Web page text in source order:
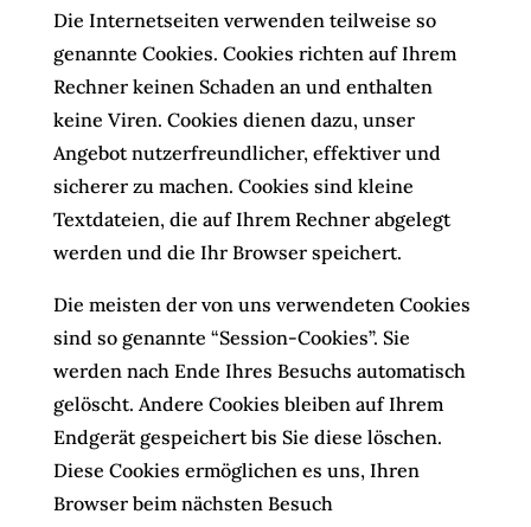
Die Internetseiten verwenden teilweise so
genannte Cookies. Cookies richten auf Ihrem
Rechner keinen Schaden an und enthalten
keine Viren. Cookies dienen dazu, unser
Angebot nutzerfreundlicher, effektiver und
sicherer zu machen. Cookies sind kleine
Textdateien, die auf Ihrem Rechner abgelegt
werden und die Ihr Browser speichert.
Die meisten der von uns verwendeten Cookies
sind so genannte “Session-Cookies”. Sie
werden nach Ende Ihres Besuchs automatisch
gelöscht. Andere Cookies bleiben auf Ihrem
Endgerät gespeichert bis Sie diese löschen.
Diese Cookies ermöglichen es uns, Ihren
Browser beim nächsten Besuch